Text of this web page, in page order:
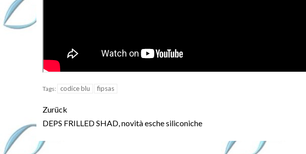
Tags: codice blu fipsas
Zurück
DEPS FRILLED SHAD, novità esche siliconiche